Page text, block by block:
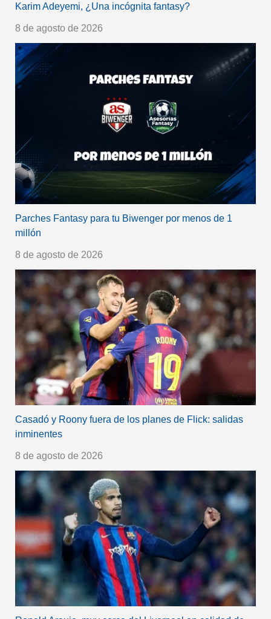
Karim Adeyemi, ¿Una incógnita fantasy?
8 de agosto de 2026
Parches Fantasy para tu Biwenger por menos de 1
millón
8 de agosto de 2026
Casadó y Roony fuera de los planes de Flick: salidas
inminentes
8 de agosto de 2026